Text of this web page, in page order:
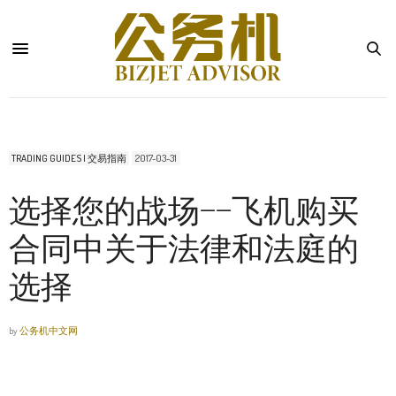
TRADING GUIDES | 交易指南 2017-03-31
选择您的战场——飞机购买
合同中关于法律和法庭的
选择
by公务机中文网